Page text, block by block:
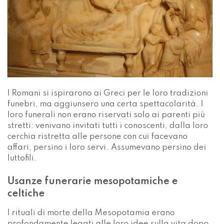
I Romani si ispirarono ai Greci per le loro tradizioni
funebri, ma aggiunsero una certa spettacolarità. I
loro funerali non erano riservati solo ai parenti più
stretti: venivano invitati tutti i conoscenti, dalla loro
cerchia ristretta alle persone con cui facevano
affari, persino i loro servi. Assumevano persino dei
luttofili.
Usanze funerarie mesopotamiche e
celtiche
I rituali di morte della Mesopotamia erano